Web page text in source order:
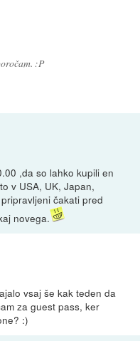
:P
,da so lahko kupili en
v USA, UK, Japan,
čakati pred
novega.
vsaj še kak teden da
za guest pass, ker
:)